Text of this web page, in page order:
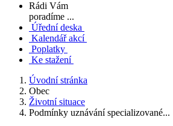
Rádi Vám
poradíme ...
Úřední deska
Kalendář akcí
Poplatky
Ke stažení
Úvodní stránka
Obec
Životní situace
Podmínky uznávání specializované...